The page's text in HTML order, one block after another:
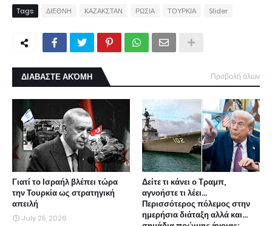
Tags ΔΙΕΘΝΗ ΚΑΖΑΚΣΤΑΝ ΡΩΣΙΑ ΤΟΥΡΚΙΑ Slider
ΔΙΑΒΑΣΤΕ ΑΚΌΜΗ Προβολή όλων
Γιατί το Ισραήλ βλέπει τώρα
την Τουρκία ως στρατηγική
απειλή
July 25, 2026
Δείτε τι κάνει ο Τραμπ,
αγνοήστε τι λέει...
Περισσότερος πόλεμος στην
ημερήσια διάταξη αλλά και...